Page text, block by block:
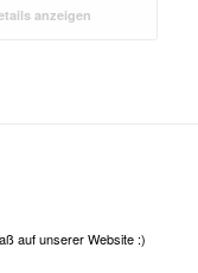
anzeigen
auf unserer Website :)